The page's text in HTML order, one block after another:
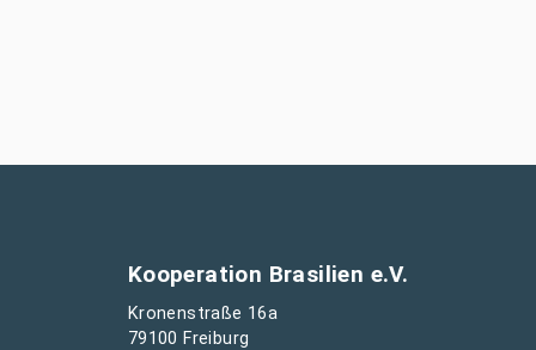
Kooperation Brasilien e.V.
Kronenstraße 16a
79100 Freiburg